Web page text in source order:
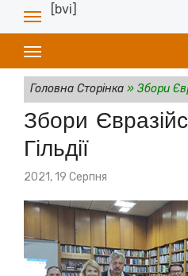
[bvi]
Головна Сторінка» Збори
Збори
Гільдії
Posted
2021, 19 Серпня